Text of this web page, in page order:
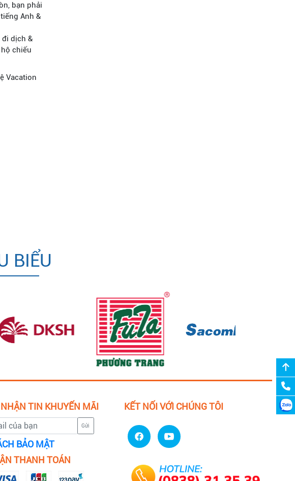
bạn phải
Anh &
đi dịch &
chiếu
Vacation
BIỂU
TIN KHUYẾN MÃI
Gửi
BẢO MẬT
THANH TOÁN
KẾT NỐI VỚI CHÚNG TÔI